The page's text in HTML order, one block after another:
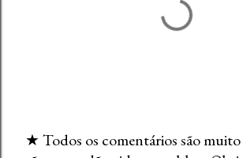
★ Todos os comentários são